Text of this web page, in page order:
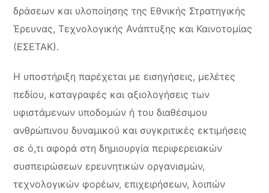
δράσεων και υλοποίησης της Εθνικής Στρατηγικής
Έρευνας, Τεχνολογικής Ανάπτυξης και Καινοτομίας
(ΕΣΕΤΑΚ).
Η υποστήριξη παρέχεται με εισηγήσεις, μελέτες
πεδίου, καταγραφές και αξιολογήσεις των
υφιστάμενων υποδομών ή του διαθέσιμου
ανθρώπινου δυναμικού και συγκριτικές εκτιμήσεις
σε ό,τι αφορά στη δημιουργία περιφερειακών
συσπειρώσεων ερευνητικών οργανισμών,
τεχνολογικών φορέων, επιχειρήσεων, λοιπών